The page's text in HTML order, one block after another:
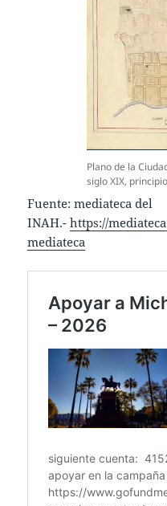
Plano de la
siglo XIX,
Fuente: mediateca del
INAH.-https://
mediateca